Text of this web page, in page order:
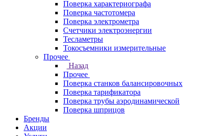
Поверка характериографа
Поверка частотомера
Поверка электрометра
Счетчики электроэнергии
Тесламетры
Токосъемники измерительные
Прочее
Назад
Прочее
Поверка станков балансировочных
Поверка тарификатора
Поверка трубы аэродинамической
Поверка шприцов
Бренды
Акции